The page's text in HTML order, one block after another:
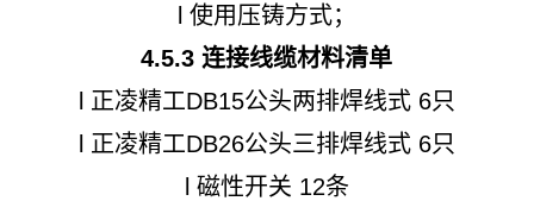
l 使用压铸方式；
4.5.3 连接线缆材料清单
l 正凌精工DB15公头两排焊线式 6只
l 正凌精工DB26公头三排焊线式 6只
l 磁性开关 12条